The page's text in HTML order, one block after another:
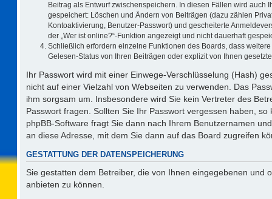
Beitrag als Entwurf zwischenspeichern. In diesen Fällen wird
gespeichert: Löschen und Ändern von Beiträgen (dazu zählen
Kontoaktivierung, Benutzer-Passwort) und gescheiterte
der „Wer ist online?“-Funktion angezeigt und nicht dauerhaft
Schließlich erfordern einzelne Funktionen des Boards, dass
Gelesen-Status von Ihren Beiträgen oder explizit von Ihnen
Ihr Passwort wird mit einer Einwege-Verschlüsselung (Hash)
nicht auf einer Vielzahl von Webseiten zu verwenden. Das
ihm sorgsam um. Insbesondere wird Sie kein Vertreter des
Passwort fragen. Sollten Sie Ihr Passwort vergessen haben,
phpBB-Software fragt Sie dann nach Ihrem Benutzernamen
an diese Adresse, mit dem Sie dann auf das Board zugreifen
GESTATTUNG DER DATENSPEICHERUNG
Sie gestatten dem Betreiber, die von Ihnen eingegebenen
anbieten zu können.